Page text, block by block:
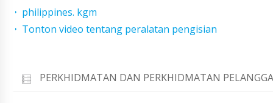
philippines. kgm
Tonton video tentang peralatan pengisian
PERKHIDMATAN DAN PERKHIDMATAN